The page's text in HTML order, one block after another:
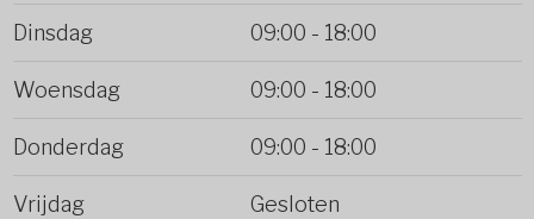
Dinsdag 09:00 - 18:00
Woensdag 09:00 - 18:00
Donderdag 09:00 - 18:00
Vrijdag Gesloten